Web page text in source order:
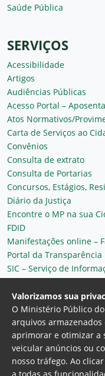
Saúde Pública
SERVIÇOS
Acessibilidade
Artigos
Audiências Públicas
Acesso Portal –
Atos Normativos/
Carta de Serviços ao
Convênios
Consulta de extrato
Consulta de Portarias
Concursos, Estágios,
Diário da Justiça
Encontre o MP na sua
FDID
Manifestações online –
Portal da Transparência
SIC – Serviço de
Plantão MP do Ceará
Secretaria Geral
Valorizamos sua
O Ministério Público
arquivos
aprimorar e otimizar a
veicular anúncios ou
nosso tráfego. Ao